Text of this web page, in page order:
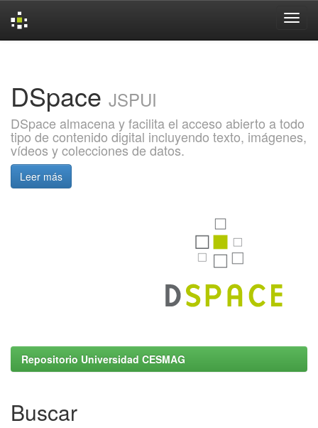
DSpace JSPUI
DSpace almacena y facilita el acceso abierto a todo
tipo de contenido digital incluyendo texto, imágenes,
vídeos y colecciones de datos.
Leer más
Repositorio Universidad CESMAG
Buscar